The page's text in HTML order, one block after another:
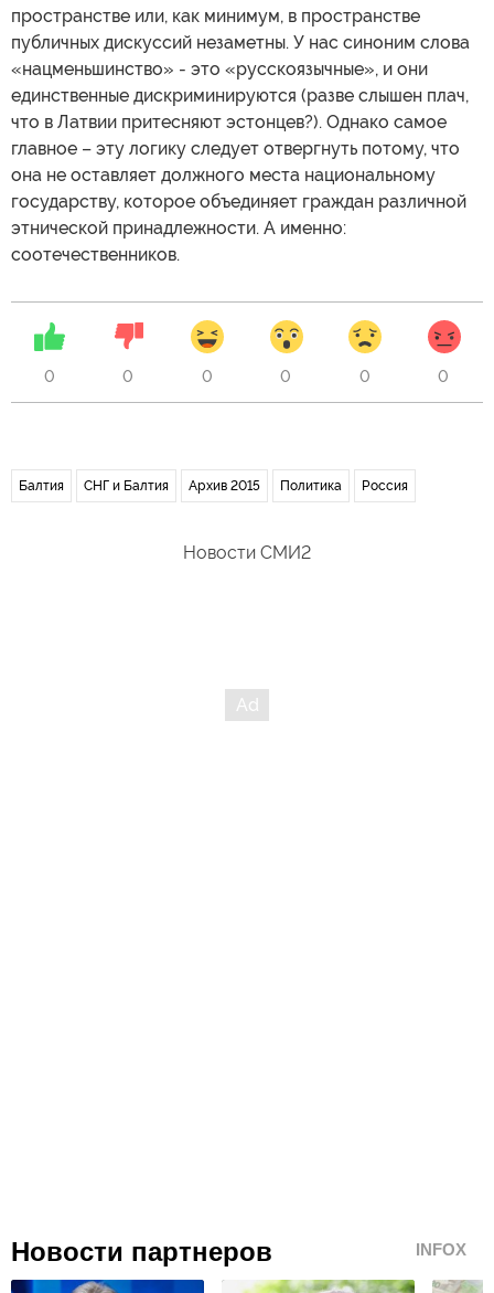
пространстве или, как минимум, в пространстве
публичных дискуссий незаметны. У нас синоним слова
«нацменьшинство» - это «русскоязычные», и они
единственные дискриминируются (разве слышен плач,
что в Латвии притесняют эстонцев?). Однако самое
главное – эту логику следует отвергнуть потому, что
она не оставляет должного места национальному
государству, которое объединяет граждан различной
этнической принадлежности. А именно:
соотечественников.
0 0 0 0 0 0
Балтия СНГ и Балтия Архив 2015 Политика Россия
Новости СМИ2
Новости партнеров INFOX